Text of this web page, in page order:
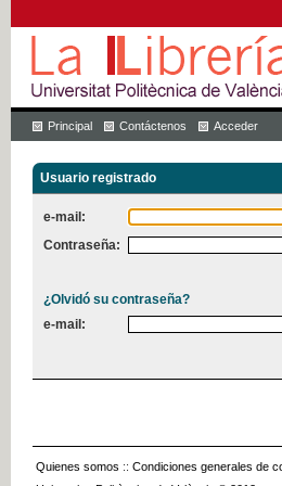
Principal Contáctenos Acceder
Usuario registrado
e-mail:
Contraseña:
¿Olvidó su contraseña?
e-mail:
Quienes somos :: Condiciones generales de